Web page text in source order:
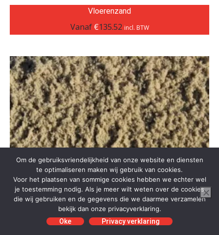
Vloerenzand
Vanaf €135.52 incl. BTW
Om de gebruiksvriendelijkheid van onze website en diensten
te optimaliseren maken wij gebruik van cookies.
Voor het plaatsen van sommige cookies hebben we echter wel
je toestemming nodig. Als je meer wilt weten over de cookies
die wij gebruiken en de gegevens die we daarmee verzamelen
bekijk dan onze privacyverklaring.
Oke
Privacy verklaring